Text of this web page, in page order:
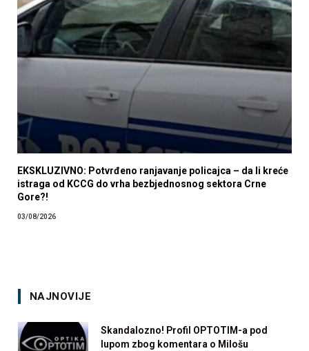
EKSKLUZIVNO: Potvrđeno ranjavanje policajca – da li kreće
istraga od KCCG do vrha bezbjednosnog sektora Crne
Gore?!
03/08/2026
NAJNOVIJE
Skandalozno! Profil OPTOTIM-a pod
lupom zbog komentara o Milošu